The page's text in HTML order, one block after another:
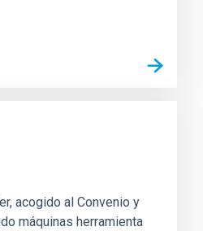
acogido al Convenio y
máquinas herramienta